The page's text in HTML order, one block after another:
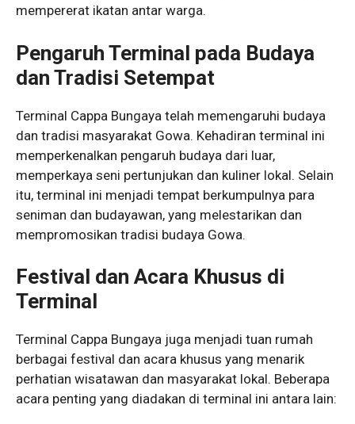
mempererat ikatan antar warga.
Pengaruh Terminal pada Budaya
dan Tradisi Setempat
Terminal Cappa Bungaya telah memengaruhi budaya
dan tradisi masyarakat Gowa. Kehadiran terminal ini
memperkenalkan pengaruh budaya dari luar,
memperkaya seni pertunjukan dan kuliner lokal. Selain
itu, terminal ini menjadi tempat berkumpulnya para
seniman dan budayawan, yang melestarikan dan
mempromosikan tradisi budaya Gowa.
Festival dan Acara Khusus di
Terminal
Terminal Cappa Bungaya juga menjadi tuan rumah
berbagai festival dan acara khusus yang menarik
perhatian wisatawan dan masyarakat lokal. Beberapa
acara penting yang diadakan di terminal ini antara lain: